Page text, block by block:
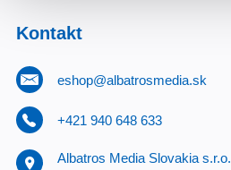
Kontakt
eshop@albatrosmedia.sk
+421 940 648 633
Albatros Media Slovakia s.r.o.